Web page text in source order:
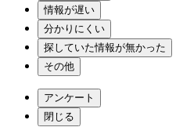
情報が遅い
分かりにくい
探していた情報が無かった
その他
アンケート
閉じる